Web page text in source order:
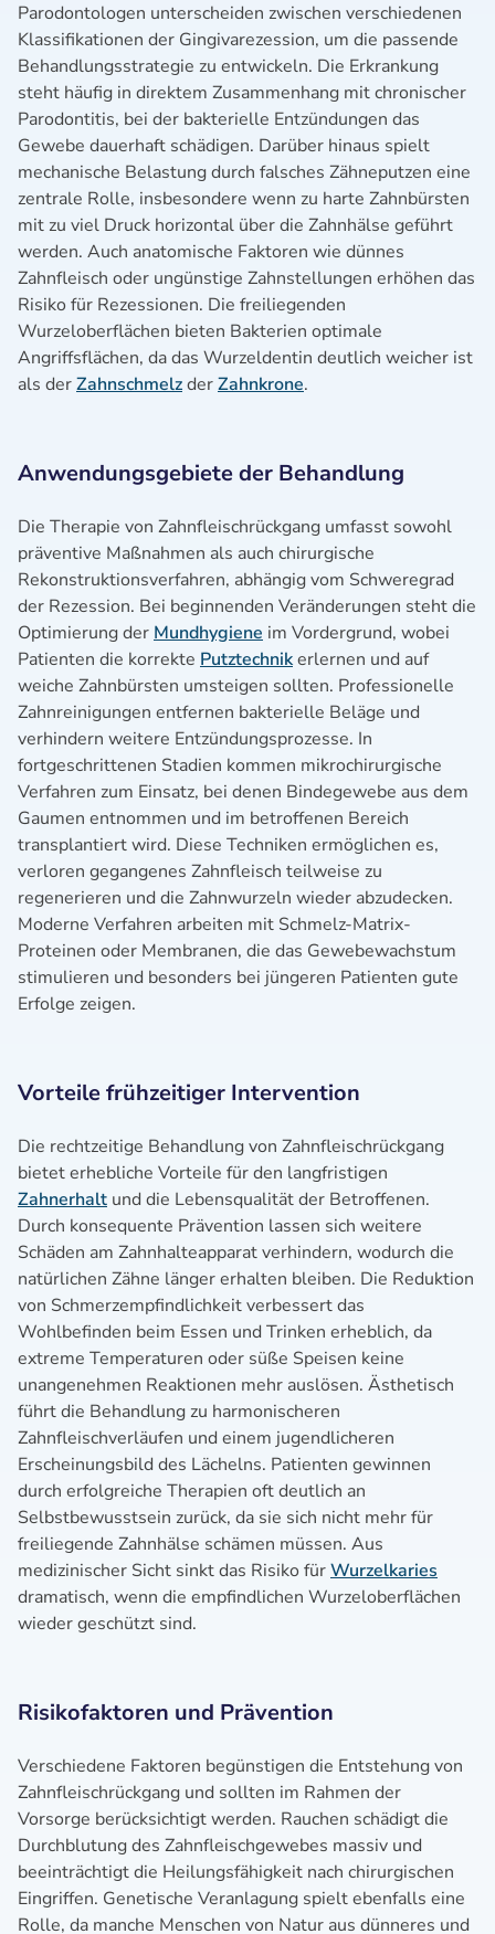
Parodontologen unterscheiden zwischen verschiedenen
Klassifikationen der Gingivarezession, um die passende
Behandlungsstrategie zu entwickeln. Die Erkrankung
steht häufig in direktem Zusammenhang mit chronischer
Parodontitis, bei der bakterielle Entzündungen das
Gewebe dauerhaft schädigen. Darüber hinaus spielt
mechanische Belastung durch falsches Zähneputzen eine
zentrale Rolle, insbesondere wenn zu harte Zahnbürsten
mit zu viel Druck horizontal über die Zahnhälse geführt
werden. Auch anatomische Faktoren wie dünnes
Zahnfleisch oder ungünstige Zahnstellungen erhöhen das
Risiko für Rezessionen. Die freiliegenden
Wurzeloberflächen bieten Bakterien optimale
Angriffsflächen, da das Wurzeldentin deutlich weicher ist
als derZahnschmelzderZahnkrone.
Anwendungsgebiete der Behandlung
Die Therapie von Zahnfleischrückgang umfasst sowohl
präventive Maßnahmen als auch chirurgische
Rekonstruktionsverfahren, abhängig vom Schweregrad
der Rezession. Bei beginnenden Veränderungen steht die
Optimierung der Mundhygiene im Vordergrund, wobei
Patienten die korrekte Putztechnikerlernen und auf
weiche Zahnbürsten umsteigen sollten. Professionelle
Zahnreinigungen entfernen bakterielle Beläge und
verhindern weitere Entzündungsprozesse. In
fortgeschrittenen Stadien kommen mikrochirurgische
Verfahren zum Einsatz, bei denen Bindegewebe aus dem
Gaumen entnommen und im betroffenen Bereich
transplantiert wird. Diese Techniken ermöglichen es,
verloren gegangenes Zahnfleisch teilweise zu
regenerieren und die Zahnwurzeln wieder abzudecken.
Moderne Verfahren arbeiten mit Schmelz-Matrix-
Proteinen oder Membranen, die das Gewebewachstum
stimulieren und besonders bei jüngeren Patienten gute
Erfolge zeigen.
Vorteile frühzeitiger Intervention
Die rechtzeitige Behandlung von Zahnfleischrückgang
bietet erhebliche Vorteile für den langfristigen
Zahnerhalt und die Lebensqualität der Betroffenen.
Durch konsequente Prävention lassen sich weitere
Schäden am Zahnhalteapparat verhindern, wodurch die
natürlichen Zähne länger erhalten bleiben. Die Reduktion
von Schmerzempfindlichkeit verbessert das
Wohlbefinden beim Essen und Trinken erheblich, da
extreme Temperaturen oder süße Speisen keine
unangenehmen Reaktionen mehr auslösen. Ästhetisch
führt die Behandlung zu harmonischeren
Zahnfleischverläufen und einem jugendlicheren
Erscheinungsbild des Lächelns. Patienten gewinnen
durch erfolgreiche Therapien oft deutlich an
Selbstbewusstsein zurück, da sie sich nicht mehr für
freiliegende Zahnhälse schämen müssen. Aus
medizinischer Sicht sinkt das Risiko fürWurzelkaries
dramatisch, wenn die empfindlichen Wurzeloberflächen
wieder geschützt sind.
Risikofaktoren und Prävention
Verschiedene Faktoren begünstigen die Entstehung von
Zahnfleischrückgang und sollten im Rahmen der
Vorsorge berücksichtigt werden. Rauchen schädigt die
Durchblutung des Zahnfleischgewebes massiv und
beeinträchtigt die Heilungsfähigkeit nach chirurgischen
Eingriffen. Genetische Veranlagung spielt ebenfalls eine
Rolle, da manche Menschen von Natur aus dünneres und